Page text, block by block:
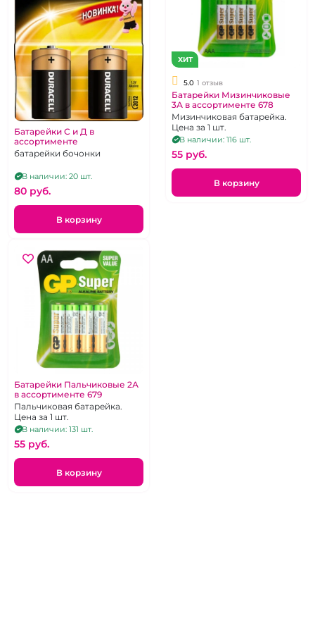
Батарейки С и Д в
ассортименте
батарейки бочонки
В наличии: 20 шт.
80 pуб.
В корзину
ХИТ
5.0 1 отзыв
Батарейки Мизинчиковые
3А в ассортименте 678
Мизинчиковая батарейка.
Цена за 1 шт.
В наличии: 116 шт.
55 pуб.
В корзину
Батарейки Пальчиковые 2А
в ассортименте 679
Пальчиковая батарейка.
Цена за 1 шт.
В наличии: 131 шт.
55 pуб.
В корзину